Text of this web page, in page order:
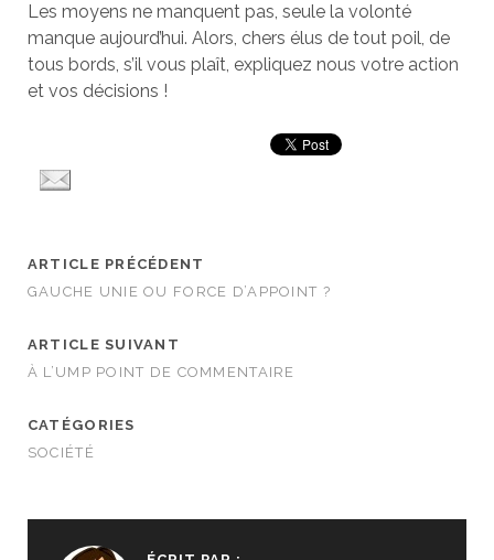
Les moyens ne manquent pas, seule la volonté
manque aujourd’hui. Alors, chers élus de tout poil, de
tous bords, s’il vous plaît, expliquez nous votre action
et vos décisions !
ARTICLE PRÉCÉDENT
GAUCHE UNIE OU FORCE D’APPOINT ?
ARTICLE SUIVANT
À L’UMP POINT DE COMMENTAIRE
CATÉGORIES
SOCIÉTÉ